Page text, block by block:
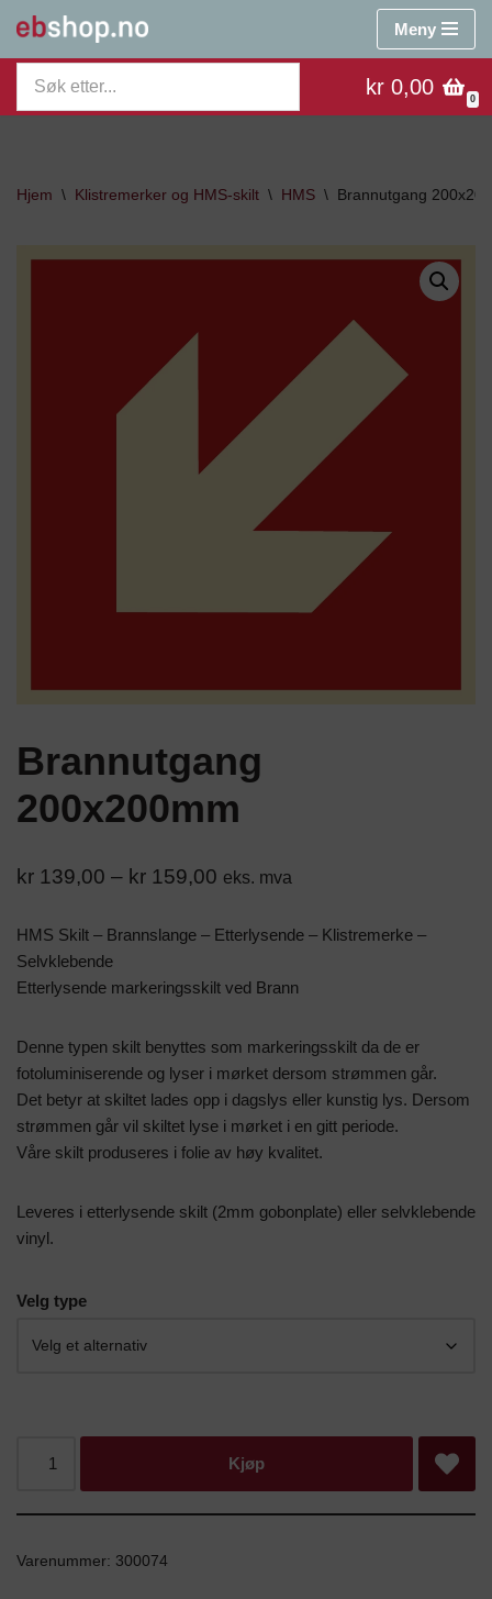
Hopp
innholdet
Meny
kr 0,00 0
Hjem \ Klistremerker og HMS-skilt \ HMS \ Brannutgang
Brannutgang
200x200mm
kr 139,00 – kr 159,00 eks. mva
HMS Skilt – Brannslange – Etterlysende – Klistremerke –
Selvklebende
Etterlysende markeringsskilt ved Brann
Denne typen skilt benyttes som markeringsskilt da de er
fotoluminiserende og lyser i mørket dersom strømmen går.
Det betyr at skiltet lades opp i dagslys eller kunstig lys. Dersom
strømmen går vil skiltet lyse i mørket i en gitt periode.
Våre skilt produseres i folie av høy kvalitet.
Leveres i etterlysende skilt (2mm gobonplate) eller selvklebende
vinyl.
Velg type
Kjøp
Varenummer: 300074